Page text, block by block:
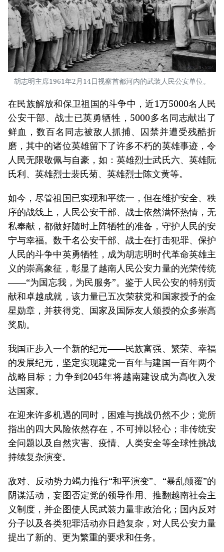
胡志明主席1961年2月14日视察首都河内的武装人民公安单位。
在民族解放和保卫祖国的斗争中，近1万5000名人民
公安干部、战士已英勇牺牲，5000多名同志献出了
鲜血，数百名同志被敌人抓捕、囚禁并遭受残酷折
磨，其中的诸位英雄留下了许多不朽的英雄事迹，令
人民无限敬佩与自豪，如：英雄烈士武氏六、英雄阮
氏利、英雄烈士裴氏菊、英雄烈士陈文黄等。
如今，尽管祖国已实现和平统一，但在维护安全、秩
序的战线上，人民公安干部、战士依然满怀热情，无
私奉献，都做好随时上阵牺牲的准备，守护人民的安
宁与幸福。数千名公安干部、战士在打击犯罪、保护
人民的斗争中英勇牺牲，成为胡志明时代革命英雄主
义的崇高象征，彰显了越南人民公安力量的光荣传统
——“为国忘我，为民服务”。鉴于人民公安的特别贡
献和卓越成就，该力量已五次荣获党和国家授予的金
星勋章，并获得党、国家及国际友人颁授的众多崇高
奖励。
我国正步入一个新的纪元——民族富强、繁荣、幸福
的发展纪元，坚定实现建党一百年与建国一百年两个
战略目标；力争到2045年将越南建设成为高收入发
达国家。
在迎来许多机遇的同时，困难与挑战仍然不少；党所
指出的四大风险依然存在，不可掉以轻心；非传统安
全问题以及自然灾害、疫情、人类安全等全球性挑战
持续复杂演变。
敌对、反动势力竭力推行“和平演变”、“暴乱颠覆”的
阴谋活动，妄图否定党的领导作用、推翻越南社会主
义制度，并企图使人民武装力量非政治化；国内反对
分子以及各类犯罪活动亦日趋复杂，对人民公安力量
提出了新的、更为繁重的要求和任务。